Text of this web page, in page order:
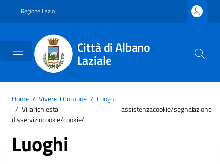
Regione Lazio
Città di Albano
Laziale
Home / Vivere il Comune / Luoghi
/ Villarichiesta assistenzacookie/segnalazione
disserviziocookie/cookie/
Luoghi